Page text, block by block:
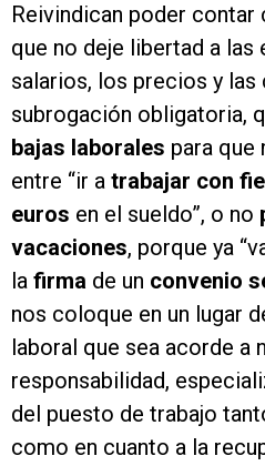
Reivindican poder contar
que no deje libertad a
salarios, los precios y las
subrogación obligatoria,
bajas laborales para que
entre “ir a trabajar con
euros en el sueldo”, o no
vacaciones, porque ya
la firma de un convenio
nos coloque en un lugar
laboral que sea acorde a
responsabilidad,
del puesto de trabajo
como en cuanto a la